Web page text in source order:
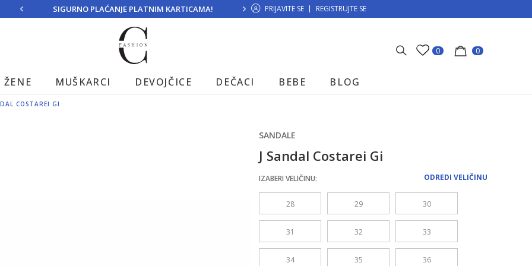
SIGURNO PLAĆANJE PLATNIM KARTICAMA! MOGUĆNOST BESPLATNE ISPORUKE!
PRIJAVITE SE REGISTRUJTE SE
0 0
ŽENE MUŠKARCI DEVOJČICE DEČACI BEBE BLOG
COSTAREI GI
SANDALE
J Sandal Costarei Gi
ODREDI VELIČINU
IZABERI VELIČINU:
28 29 30
31 32 33
34 35 36